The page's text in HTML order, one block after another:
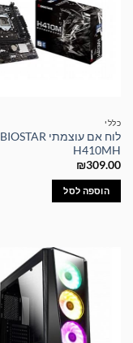
כללי
לוח אם עוצמתי BIOSTAR
H410MH
₪309.00
הוספה לסל